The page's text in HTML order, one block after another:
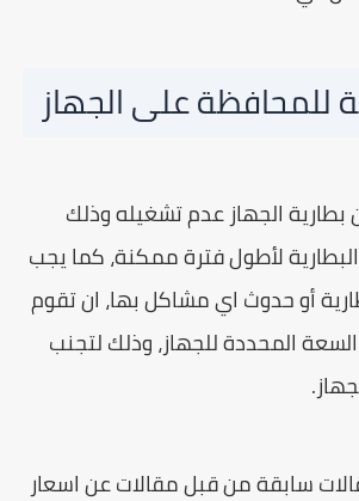
على الجهاز
الجهاز عدم تشغيله وذلك
لأطول فترة ممكنة، كما يجب
أو حدوث اي مشاكل بها، ان تقوم
المحددة للجهاز، وذلك لتجنب
سابقة من قبل مقالات عن اسعار